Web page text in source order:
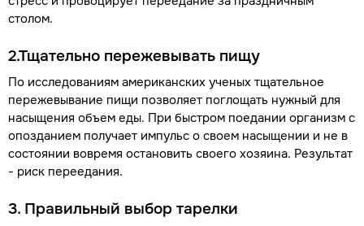
столом.
2.Тщательно пережевывать пищу
По исследованиям американских ученых тщательное
пережевывание пищи позволяет поглощать нужный для
насыщения объем еды. При быстром поедании организм с
опозданием получает импульс о своем насыщении и не в
состоянии вовремя остановить своего хозяина. Результат
- риск переедания.
3. Правильный выбор тарелки